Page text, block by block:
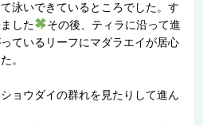
泳いできているところでした。す
した
その後、ティラに沿って進
ているリーフにマダラエイが居心
。
ョウダイの群れを見たりして進ん